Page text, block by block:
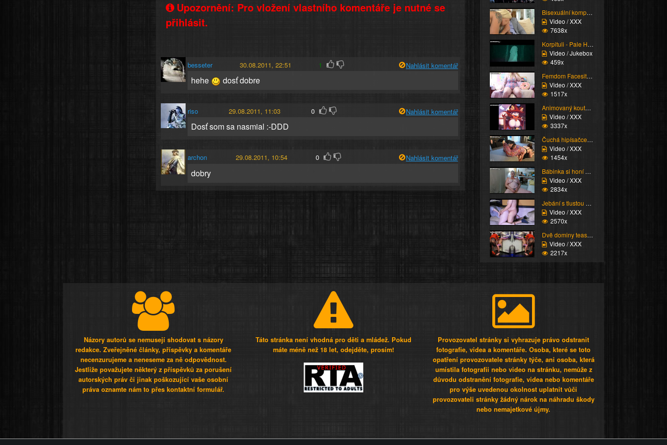
Upozornění: Pro vložení vlastního komentáře je nutné se
přihlásit.
besseter 30.08.2011, 22:51 1 Nahlásit komentář
hehe dosť dobre
riso 29.08.2011, 11:03 0 Nahlásit komentář
Dosť som sa nasmial :-DDD
archon 29.08.2011, 10:54 0 Nahlásit komentář
dobry
Bisexuální kompilace
Video / XXX
7638x
Korpituli - Pale Homew...
Video / Jukebox
459x
Femdom Facesitting vol...
Video / XXX
1517x
Animovaný koutek vol.1...
Video / XXX
3337x
Čuchá hipísačce zadek
Video / XXX
1454x
Bábinka si honí píčisk...
Video / XXX
2834x
Jebání s tlustou Scani...
Video / XXX
2570x
Dvě dominy teasujou pe...
Video / XXX
2217x
Názory autorů se nemusejí shodovat s názory
redakce. Zveřejněné články, příspěvky a komentáře
necenzurujeme a neneseme za ně odpovědnost.
Jestliže považujete některý z příspěvků za porušení
autorských práv či jinak poškozující vaše osobní
práva oznamte nám to přes kontaktní formulář.
Táto stránka není vhodná pro děti a mládež. Pokud
máte méně než 18 let, odejděte, prosím!
Provozovatel stránky si vyhrazuje právo odstranit
fotografie, videa a komentáře. Osoba, které se toto
opatření provozovatele stránky týče, ani osoba, která
umístila fotografii nebo video na stránku, nemůže z
důvodu odstranění fotografie, videa nebo komentáře
pro výše uvedenou okolnost uplatnit vůči
provozovateli stránky žádný nárok na náhradu škody
nebo nemajetkové újmy.